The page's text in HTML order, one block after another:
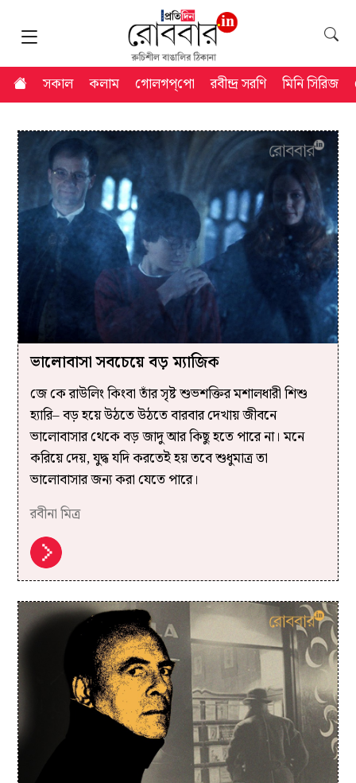
সকাল কলাম গোলগপ্‌পো রবীন্দ্র সরণি মিনি সিরিজ
ভালোবাসা সবচেয়ে বড় ম্যাজিক
জে কে রাউলিং কিংবা তাঁর সৃষ্ট শুভশক্তির মশালধারী শিশু
হ্যারি– বড় হয়ে উঠতে উঠতে বারবার দেখায় জীবনে
ভালোবাসার থেকে বড় জাদু আর কিছু হতে পারে না। মনে
করিয়ে দেয়, যুদ্ধ যদি করতেই হয় তবে শুধুমাত্র তা
ভালোবাসার জন্য করা যেতে পারে।
রবীনা মিত্র